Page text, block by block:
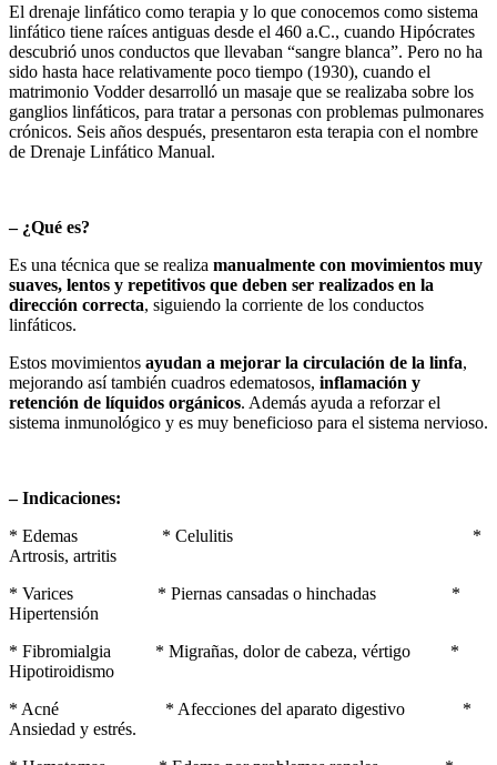
El drenaje linfático como terapia y lo que conocemos como sistema
linfático tiene raíces antiguas desde el 460 a.C., cuando Hipócrates
descubrió unos conductos que llevaban “sangre blanca”. Pero no ha
sido hasta hace relativamente poco tiempo (1930), cuando el
matrimonio Vodder desarrolló un masaje que se realizaba sobre los
ganglios linfáticos, para tratar a personas con problemas pulmonares
crónicos. Seis años después, presentaron esta terapia con el nombre
de Drenaje Linfático Manual.
– ¿Qué es?
Es una técnica que se realiza manualmente con movimientos muy
suaves, lentos y repetitivos que deben ser realizados en la
dirección correcta, siguiendo la corriente de los conductos
linfáticos.
Estos movimientos ayudan a mejorar la circulación de la linfa,
mejorando así también cuadros edematosos, inflamación y
retención de líquidos orgánicos. Además ayuda a reforzar el
sistema inmunológico y es muy beneficioso para el sistema nervioso.
– Indicaciones:
* Edemas * Celulitis *
Artrosis, artritis
* Varices * Piernas cansadas o hinchadas *
Hipertensión
* Fibromialgia * Migrañas, dolor de cabeza, vértigo *
Hipotiroidismo
* Acné * Afecciones del aparato digestivo *
Ansiedad y estrés.